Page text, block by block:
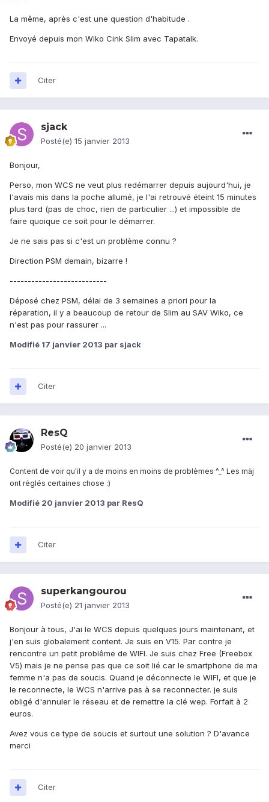
La même, après c'est une question d'habitude .
Envoyé depuis mon Wiko Cink Slim avec Tapatalk.
Citer
sjack
Posté(e) 15 janvier 2013
Bonjour,
Perso, mon WCS ne veut plus redémarrer depuis aujourd'hui, je
l'avais mis dans la poche allumé, je l'ai retrouvé éteint 15 minutes
plus tard (pas de choc, rien de particulier ...) et impossible de
faire quoique ce soit pour le démarrer.
Je ne sais pas si c'est un problème connu ?
Direction PSM demain, bizarre !
---------------------------
Déposé chez PSM, délai de 3 semaines a priori pour la
réparation, il y a beaucoup de retour de Slim au SAV Wiko, ce
n'est pas pour rassurer ...
Modifié 17 janvier 2013 par sjack
Citer
ResQ
Posté(e) 20 janvier 2013
Content de voir qu'il y a de moins en moins de problèmes ^_^ Les màj
ont réglés certaines chose :)
Modifié 20 janvier 2013 par ResQ
Citer
superkangourou
Posté(e) 21 janvier 2013
Bonjour à tous, J'ai le WCS depuis quelques jours maintenant, et
j'en suis globalement content. Je suis en V15. Par contre je
rencontre un petit problême de WIFI. Je suis chez Free (Freebox
V5) mais je ne pense pas que ce soit lié car le smartphone de ma
femme n'a pas de soucis. Quand je déconnecte le WIFI, et que je
le reconnecte, le WCS n'arrive pas à se reconnecter. je suis
obligé d'annuler le réseau et de remettre la clé wep. Forfait à 2
euros.
Avez vous ce type de soucis et surtout une solution ? D'avance
merci
Citer